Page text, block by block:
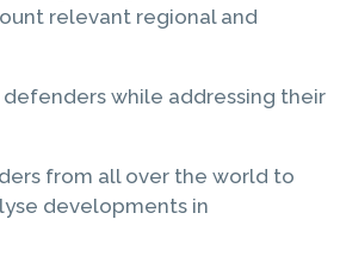
relevant regional and
while addressing their
from all over the world to
developments in